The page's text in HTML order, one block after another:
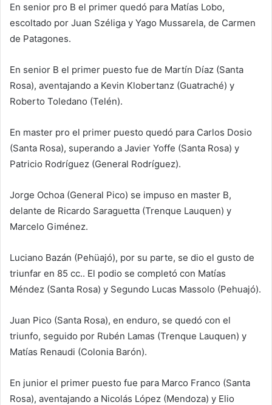
En senior pro B el primer quedó para Matías Lobo,
escoltado por Juan Széliga y Yago Mussarela, de Carmen
de Patagones.
En senior B el primer puesto fue de Martín Díaz (Santa
Rosa), aventajando a Kevin Klobertanz (Guatraché) y
Roberto Toledano (Telén).
En master pro el primer puesto quedó para Carlos Dosio
(Santa Rosa), superando a Javier Yoffe (Santa Rosa) y
Patricio Rodríguez (General Rodríguez).
Jorge Ochoa (General Pico) se impuso en master B,
delante de Ricardo Saraguetta (Trenque Lauquen) y
Marcelo Giménez.
Luciano Bazán (Pehüajó), por su parte, se dio el gusto de
triunfar en 85 cc.. El podio se completó con Matías
Méndez (Santa Rosa) y Segundo Lucas Massolo (Pehuajó).
Juan Pico (Santa Rosa), en enduro, se quedó con el
triunfo, seguido por Rubén Lamas (Trenque Lauquen) y
Matías Renaudi (Colonia Barón).
En junior el primer puesto fue para Marco Franco (Santa
Rosa), aventajando a Nicolás López (Mendoza) y Elio